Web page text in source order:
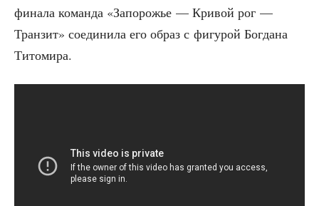
фина­ла коман­да «Запо­ро­жье — Кри­вой рог —
Тран­зит» соеди­ни­ла его образ с фигу­рой Бог­да­на
Титомира.